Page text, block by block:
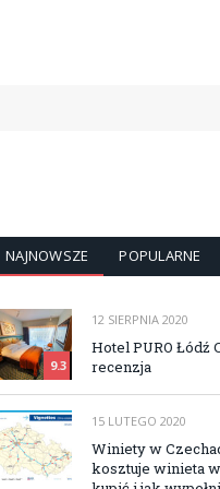
NAJNOWSZE POPULARNE
9.3
12 SIERPNIA 2020
Hotel PURO Łódź
recenzja
15 LUTEGO 2020
Winiety w
kosztuje winieta